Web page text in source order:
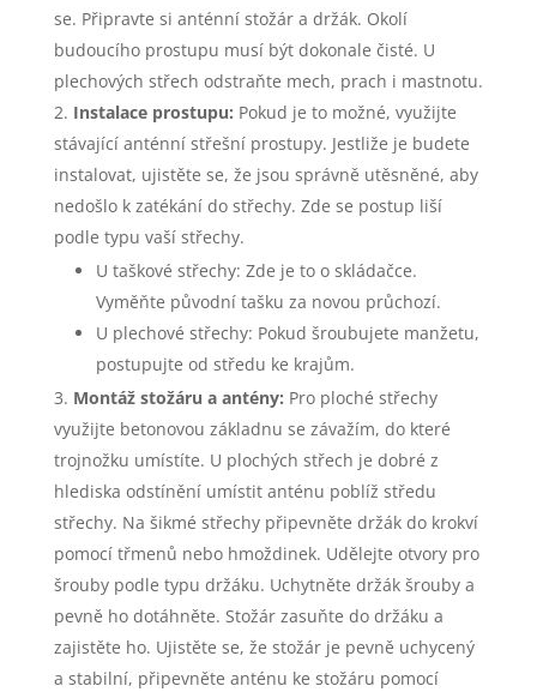
se. Připravte si anténní stožár a držák. Okolí
budoucího prostupu musí být dokonale čisté. U
plechových střech odstraňte mech, prach i mastnotu.
Instalace prostupu: Pokud je to možné, využijte
stávající anténní střešní prostupy. Jestliže je budete
instalovat, ujistěte se, že jsou správně utěsněné, aby
nedošlo k zatékání do střechy. Zde se postup liší
podle typu vaší střechy.
U taškové střechy: Zde je to o skládačce.
Vyměňte původní tašku za novou průchozí.
U plechové střechy: Pokud šroubujete manžetu,
postupujte od středu ke krajům.
Montáž stožáru a antény: Pro ploché střechy
využijte betonovou základnu se závažím, do které
trojnožku umístíte. U plochých střech je dobré z
hlediska odstínění umístit anténu poblíž středu
střechy. Na šikmé střechy připevněte držák do krokví
pomocí třmenů nebo hmoždinek. Udělejte otvory pro
šrouby podle typu držáku. Uchytněte držák šrouby a
pevně ho dotáhněte. Stožár zasuňte do držáku a
zajistěte ho. Ujistěte se, že stožár je pevně uchycený
a stabilní, připevněte anténu ke stožáru pomocí